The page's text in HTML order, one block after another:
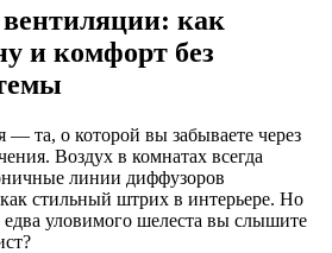
как
и комфорт без
— та, о которой вы забываете через
Воздух в комнатах всегда
линии диффузоров
стильный штрих в интерьере. Но
едва уловимого шелеста вы слышите